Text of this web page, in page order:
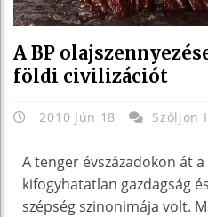
A BP
földi civilizációt
2010 Jún 18 Szóljon
A tenger évszázadokon át
kifogyhatatlan gazdagság
szépség szinonimája volt.